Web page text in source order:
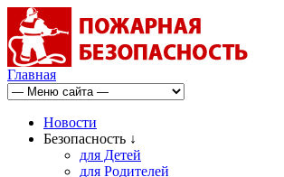
Главная
Новости
Безопасность ↓
для Детей
для Родителей